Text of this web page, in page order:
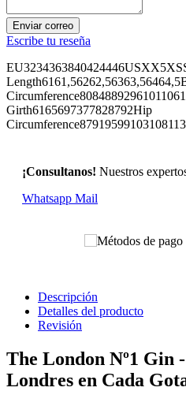
Enviar correo
Escribe tu reseña
Girth6165697377828792Hip
¡Consultanos! Nuestros
Whatsapp Mail
Descripción
Detalles del producto
Revisión
The London Nº1 Gin
Londres en Cada